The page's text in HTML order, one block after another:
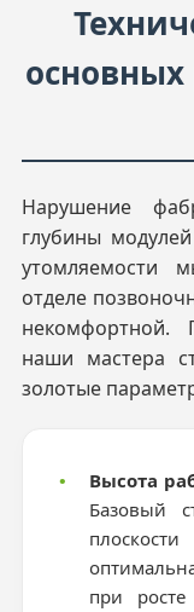
основных
Нарушение
глубины
отделе
некомфортной.
наши мастера
золотые
•
Высота
Базовый
при